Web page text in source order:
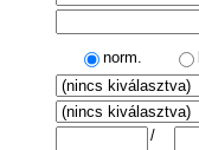
norm.
/